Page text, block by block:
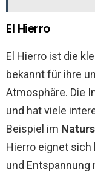
El Hierro
El Hierro ist die
bekannt für ihre
Atmosphäre. Die
und hat viele
Beispiel im
Hierro eignet sich
und Entspannung